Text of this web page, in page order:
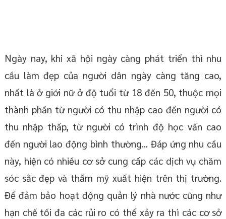
Ngày nay, khi xã hội ngày càng phát triển thì nhu
cầu làm đẹp của người dân ngày càng tăng cao,
nhất là ở giới nữ ở độ tuổi từ 18 đến 50, thuộc mọi
thành phần từ người có thu nhập cao đến người có
thu nhập thấp, từ người có trình độ học vấn cao
đến người lao động bình thường... Đáp ứng nhu cầu
này, hiện có nhiều cơ sở cung cấp các dịch vụ chăm
sóc sắc đẹp và thẩm mỹ xuất hiện trên thị trường.
Để đảm bảo hoạt động quản lý nhà nước cũng như
hạn chế tối đa các rủi ro có thể xảy ra thì các cơ sở